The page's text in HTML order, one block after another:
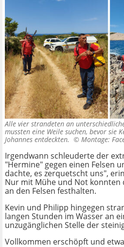
Alle vier strandeten an
mussten eine Weile suchen, bevor sie
Johannes entdeckten. © Montage:
Irgendwann schleuderte der
"Hermine" gegen einen Felsen
dachte, es zerquetscht uns",
Nur mit Mühe und Not konnten
an den Felsen festhalten.
Kevin und Philipp hingegen
langen Stunden im Wasser an
unzugänglichen Stelle der
Vollkommen erschöpft und